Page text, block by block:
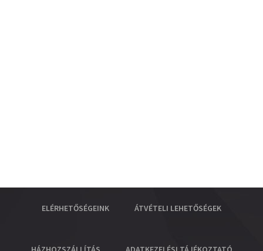
ELÉRHETŐSÉGEINK ÁTVÉTELI LEHETŐSÉGEK